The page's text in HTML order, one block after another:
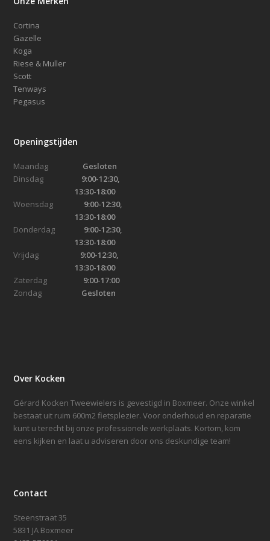
Cortina
Gazelle
Koga
Riese & Muller
Scott
Tenways
Pegasus
Openingstijden
Maandag Gesloten
Dinsdag 9:00-12:30,
13:30-18:00
Woensdag
9:00-12:30,
13:30-18:00
Donderdag 9:00-12:30,
13:30-18:00
Vrijdag 9:00-12:30,
13:30-18:00
Zaterdag 9:00-17:00
Zondag Gesloten
Over Kocken
Gérard Kocken Tweewielers is gevestigd in Boxmeer. Onze winkel
bestaat uit ruim 600m2 fietsplezier. Voor onderhoud en reparatie
kunt u terecht bij onze professionele werkplaats. Kortom, kom
eens kijken en laat u adviseren door ons deskundige team!
Contact
Steenstraat 35
5831 JA Boxmeer